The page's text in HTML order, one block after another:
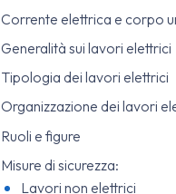
Corrente elettrica e corpo
Generalità sui lavori elettrici
Tipologia dei lavori elettrici
Organizzazione dei lavori
Ruoli e figure
Misure di sicurezza:
Lavori non elettrici